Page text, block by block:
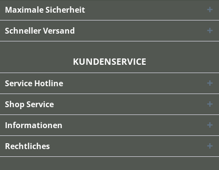
Maximale Sicherheit
Schneller Versand
KUNDENSERVICE
Service Hotline
Shop Service
Informationen
Rechtliches